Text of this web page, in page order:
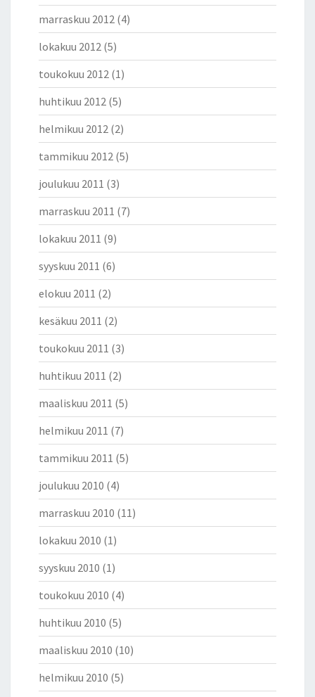
marraskuu 2012 (4)
lokakuu 2012 (5)
toukokuu 2012 (1)
huhtikuu 2012 (5)
helmikuu 2012 (2)
tammikuu 2012 (5)
joulukuu 2011 (3)
marraskuu 2011 (7)
lokakuu 2011 (9)
syyskuu 2011 (6)
elokuu 2011 (2)
kesäkuu 2011 (2)
toukokuu 2011 (3)
huhtikuu 2011 (2)
maaliskuu 2011 (5)
helmikuu 2011 (7)
tammikuu 2011 (5)
joulukuu 2010 (4)
marraskuu 2010 (11)
lokakuu 2010 (1)
syyskuu 2010 (1)
toukokuu 2010 (4)
huhtikuu 2010 (5)
maaliskuu 2010 (10)
helmikuu 2010 (5)